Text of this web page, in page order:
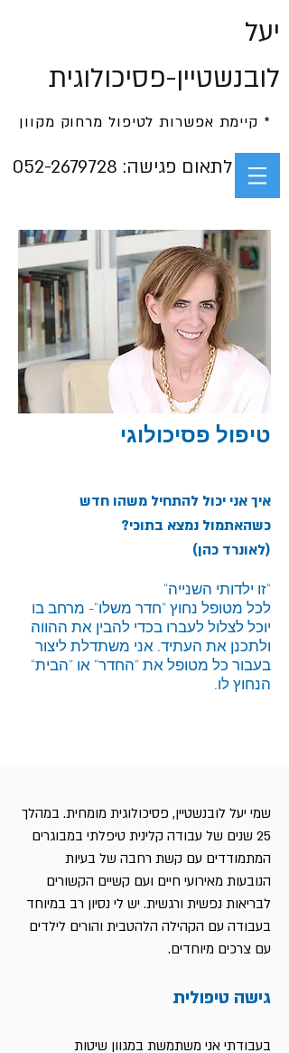
יעל
לובנשטיין-פסיכולוגית
* קיימת אפשרות לטיפול מרחוק מקוון
052-2679728 :לתאום פגישה
טיפול פסיכולוגי
איך אני יכול להתחיל משהו חדש
כשהאתמול נמצא בתוכי?
(לאונרד כהן)
"זו ילדותי השנייה"
לכל מטופל נחוץ "חדר משלו"- מרחב בו
יוכל לצלול לעברו בכדי להבין את ההווה
ולתכנן את העתיד. אני משתדלת ליצור
בעבור כל מטופל את "החדר" או "הבית"
הנחוץ לו.
שמי יעל לובנשטיין, פסיכולוגית מומחית. במהלך
25 שנים של עבודה קלינית טיפלתי במבוגרים
המתמודדים עם קשת רחבה של בעיות
הנובעות מאירועי חיים ועם קשיים הקשורים
לבריאות נפשית ורגשית. יש לי נסיון רב במיוחד
בעבודה עם הקהילה הלהטבית והורים לילדים
עם צרכים מיוחדים.
גישה טיפולית
בעבודתי אני משתמשת במגוון שיטות